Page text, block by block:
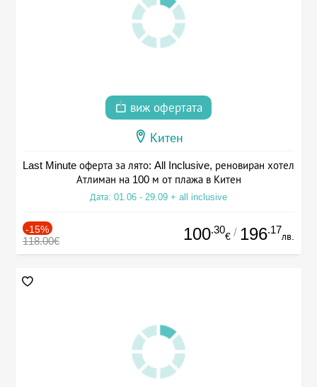
виж офертата
Китен
Last Minute оферта за лято: All Inclusive, реновиран хотел
Атлиман на 100 м от плажа в Китен
Дата: 01.06 - 29.09 + all inclusive
-15%
118.00€ 100.30
€ / 196.17
лв.